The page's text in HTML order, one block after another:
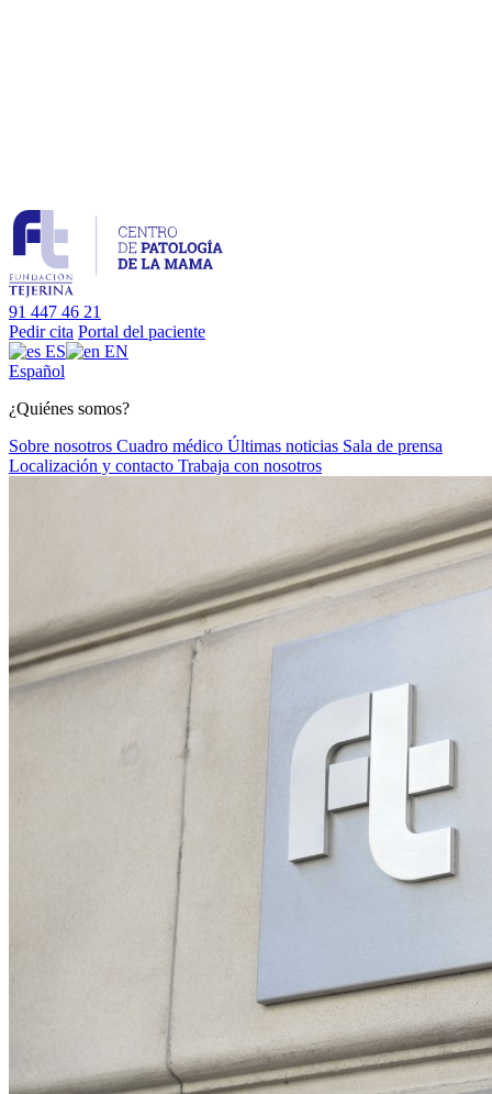
91 447 46 21
Pedir cita Portal del paciente
ES
EN
Español
¿Quiénes somos?
Sobre nosotros Cuadro médico Últimas noticias Sala de prensa
Localización y contacto Trabaja con nosotros